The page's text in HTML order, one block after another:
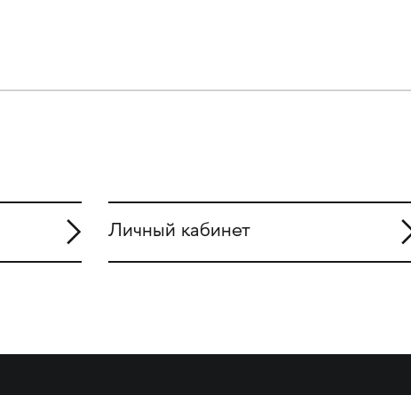
Личный кабинет